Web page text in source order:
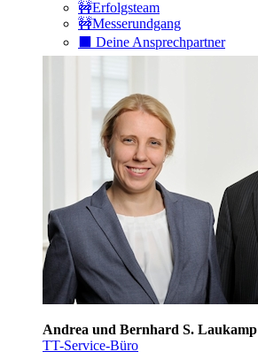
🚧Erfolgsteam
🚧Messerundgang
⬛️ Deine Ansprechpartner
Andrea und Bernhard S. Laukamp
TT-Service-Büro